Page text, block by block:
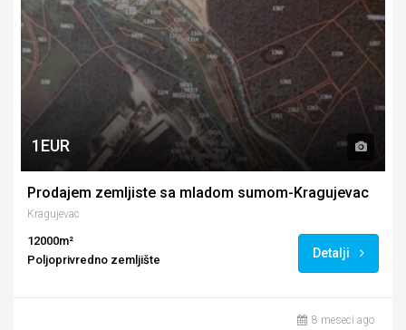
1EUR
Prodajem zemljiste sa mladom sumom-Kragujevac
Kragujevac
12000m²
Poljoprivredno zemljište
Detalji
8 meseci ago